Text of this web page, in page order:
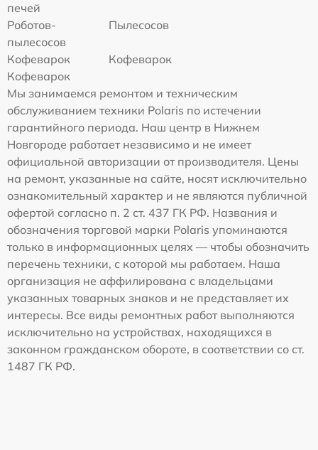
печей
Роботов-
пылесосов
Пылесосов
Кофеварок
Кофеварок
Кофеварок
Мы занимаемся ремонтом и техническим
обслуживанием техники Polaris по истечении
гарантийного периода. Наш центр в Нижнем
Новгороде работает независимо и не имеет
официальной авторизации от производителя. Цены
на ремонт, указанные на сайте, носят исключительно
ознакомительный характер и не являются публичной
офертой согласно п. 2 ст. 437 ГК РФ. Названия и
обозначения торговой марки Polaris упоминаются
только в информационных целях — чтобы обозначить
перечень техники, с которой мы работаем. Наша
организация не аффилирована с владельцами
указанных товарных знаков и не представляет их
интересы. Все виды ремонтных работ выполняются
исключительно на устройствах, находящихся в
законном гражданском обороте, в соответствии со ст.
1487 ГК РФ.